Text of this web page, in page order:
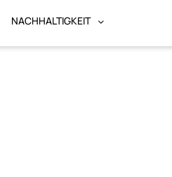
NACHHALTIGKEIT